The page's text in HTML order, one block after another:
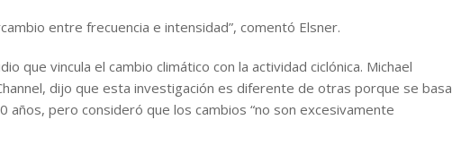
entre frecuencia e intensidad”, comentó Elsner.
que vincula el cambio climático con la actividad ciclónica. Michael
dijo que esta investigación es diferente de otras porque se basa
años, pero consideró que los cambios “no son excesivamente